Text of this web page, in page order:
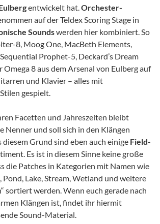
entwickelt hat.Orchester-
auf der Teldex Scoring Stage in
Soundswerden hier kombiniert. So
8, Moog One, MacBeth Elements,
Prophet-5, Deckard’s Dream
Omega 8 aus dem Arsenal von Eulberg auf
und Klavier – alles mit
gespielt.
Facetten und Jahreszeiten bleibt
Nenner und soll sich in den Klängen
Grund sind eben auch einige Field-
Es ist in diesem Sinne keine große
die Patches in Kategorien mit Namen wie
Lake, Stream, Wetland und weitere
sortiert werden. Wenn euch gerade nach
Klängen ist, findet ihr hiermit
Sound-Material.